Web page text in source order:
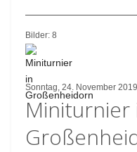
Bilder: 8
Sonntag, 24. November 2019
Miniturnier